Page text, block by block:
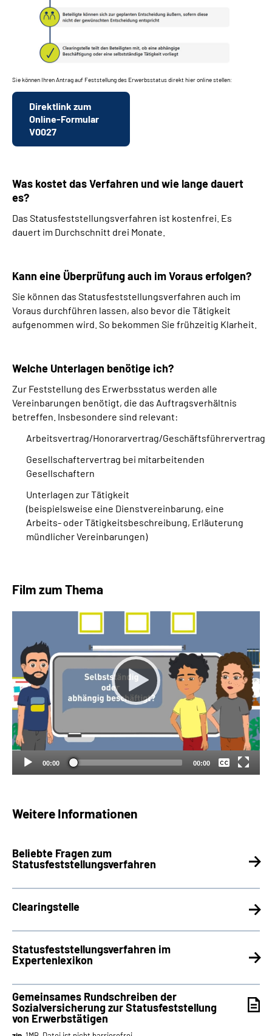
Sie können Ihren Antrag auf Feststellung des Erwerbsstatus direkt hier online stellen:
Direktlink zum
Online-Formular
V0027
Was kostet das Verfahren und wie lange dauert
es?
Das Statusfeststellungsverfahren ist kostenfrei. Es
dauert im Durchschnitt drei Monate.
Kann eine Überprüfung auch im Voraus erfolgen?
Sie können das Statusfeststellungsverfahren auch im
Voraus durchführen lassen, also bevor die Tätigkeit
aufgenommen wird. So bekommen Sie frühzeitig Klarheit.
Welche Unterlagen benötige ich?
Zur Feststellung des Erwerbsstatus werden alle
Vereinbarungen benötigt, die das Auftragsverhältnis
betreffen. Insbesondere sind relevant:
Arbeitsvertrag/Honorarvertrag/Geschäftsführervertrag
Gesellschaftervertrag bei mitarbeitenden
Gesellschaftern
Unterlagen zur Tätigkeit
(beispielsweise eine Dienstvereinbarung, eine
Arbeits- oder Tätigkeitsbeschreibung, Erläuterung
mündlicher Vereinbarungen)
Film zum Thema
00:00 00:00
Keine
Deutsch
Weitere Informationen
Beliebte Fragen zum
Statusfeststellungsverfahren
Clearingstelle
Statusfeststellungsverfahren im
Expertenlexikon
Gemeinsames Rundschreiben der
Sozialversicherung zur Statusfeststellung
von Erwerbstätigen